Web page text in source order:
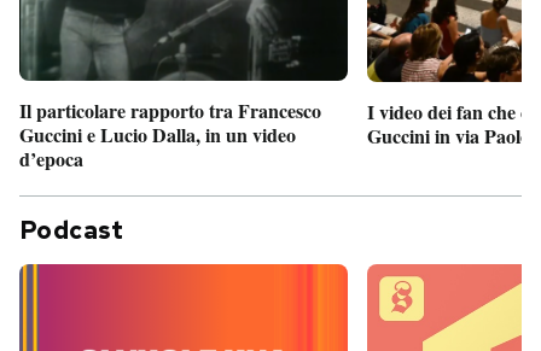
Il particolare rapporto tra Francesco
Guccini e Lucio Dalla, in un video
d’epoca
I video dei fan che
Guccini in via Paolo
Podcast